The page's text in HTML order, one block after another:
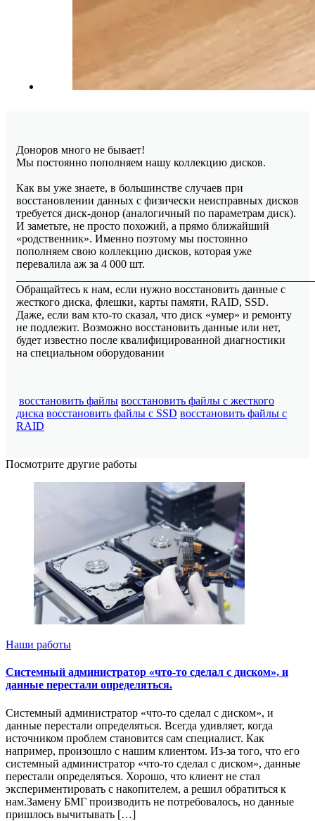
Доноров много не бывает!
Мы постоянно пополняем нашу коллекцию дисков.
Как вы уже знаете, в большинстве случаев при
восстановлении данных с физически неисправных дисков
требуется диск-донор (аналогичный по параметрам диск).
И заметьте, не просто похожий, а прямо ближайший
«родственник». Именно поэтому мы постоянно
пополняем свою коллекцию дисков, которая уже
перевалила аж за 4 000 шт.
Обращайтесь к нам, если нужно восстановить данные с
жесткого диска, флешки, карты памяти, RAID, SSD.
Даже, если вам кто-то сказал, что диск «умер» и ремонту
не подлежит. Возможно восстановить данные или нет,
будет известно после квалифицированной диагностики
на специальном оборудовании
восстановить файлы восстановить файлы с жесткого
диска восстановить файлы с SSD восстановить файлы c
RAID
Посмотрите другие работы
Наши работы
Системный администратор «что-то сделал с диском», и
данные перестали определяться.
Системный администратор «что-то сделал с диском», и
данные перестали определяться. Всегда удивляет, когда
источником проблем становится сам специалист. Как
например, произошло с нашим клиентом. Из-за того, что его
системный администратор «что-то сделал с диском», данные
перестали определяться. Хорошо, что клиент не стал
экспериментировать с накопителем, а решил обратиться к
нам.Замену БМГ производить не потребовалось, но данные
пришлось вычитывать […]